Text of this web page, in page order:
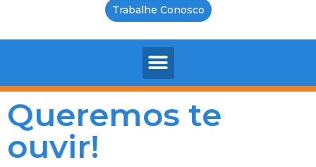
Trabalhe Conosco
Queremos te
ouvir!